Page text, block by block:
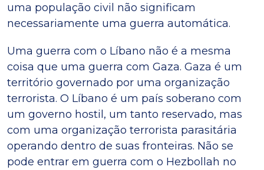
uma população civil não significam
necessariamente uma guerra automática.
Uma guerra com o Líbano não é a mesma
coisa que uma guerra com Gaza. Gaza é um
território governado por uma organização
terrorista. O Líbano é um país soberano com
um governo hostil, um tanto reservado, mas
com uma organização terrorista parasitária
operando dentro de suas fronteiras. Não se
pode entrar em guerra com o Hezbollah no